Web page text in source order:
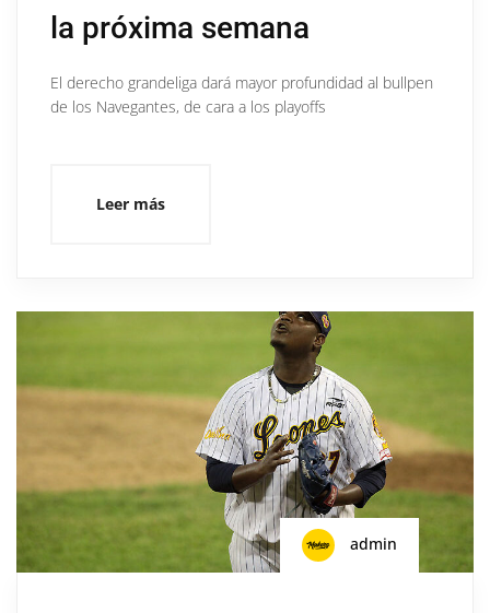
la próxima semana
El derecho grandeliga dará mayor profundidad al bullpen
de los Navegantes, de cara a los playoffs
Leer más
admin